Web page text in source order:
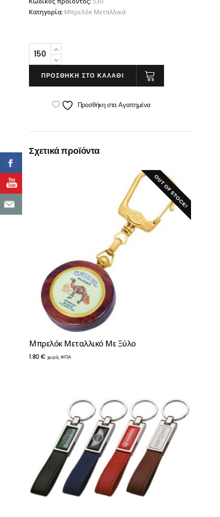
Κατηγορία: Μπρελόκ Μεταλλικά
ΜΠΡΕΛΟΚ
ΜΕΤΑΛΛΙΚΟ
ΛΟΥΡΑΚΙ
ΔΕΡΜΑΤΙΝΗΣ
ΠΡΟΣΘΗΚΗ ΣΤΟ ΚΑΛΑΘΙ
Προσθήκη στα Αγαπημένα
Σχετικά προϊόντα
OUT OF STOCK!
Μπρελόκ Μεταλλικό Με Ξύλο
1.80 € χωρίς ΦΠΑ